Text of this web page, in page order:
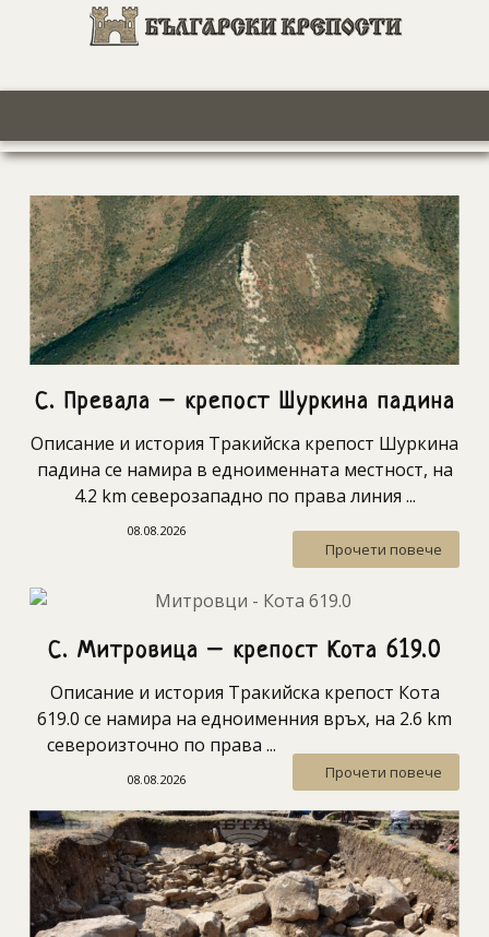
С. Превала – крепост Шуркина падина
Описание и история Тракийска крепост Шуркина
падина се намира в едноименната местност, на
4.2 km северозападно по права линия ...
Прочети повече
08.08.2026
С. Митровица – крепост Кота 619.0
Описание и история Тракийска крепост Кота
619.0 се намира на едноименния връх, на 2.6 km
североизточно по права ...
Прочети повече
08.08.2026